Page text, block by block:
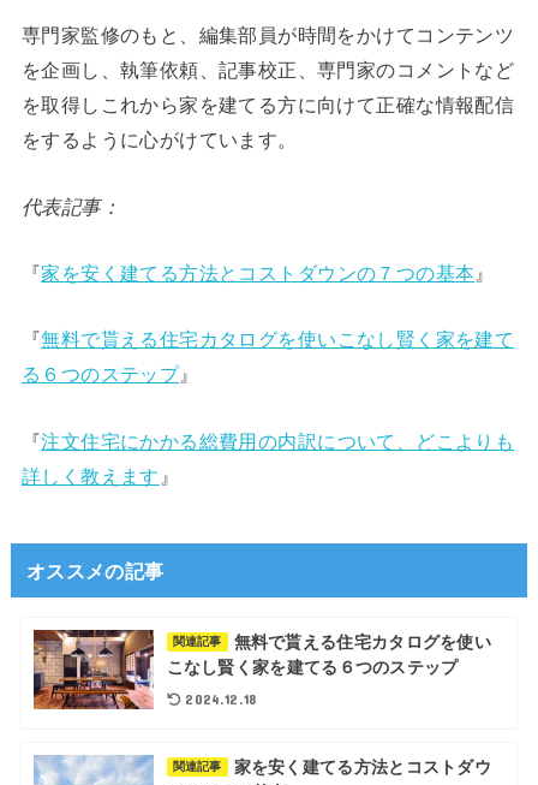
専門家監修のもと、編集部員が時間をかけてコンテンツ
を企画し、執筆依頼、記事校正、専門家のコメントなど
を取得しこれから家を建てる方に向けて正確な情報配信
をするように心がけています。
代表記事：
『家を安く建てる方法とコストダウンの７つの基本 』
『無料で貰える住宅カタログを使いこなし賢く家を建て
る６つのステップ』
『注文住宅にかかる総費用の内訳について、どこよりも
詳しく教えます 』
オススメの記事
関連記事
無料で貰える住宅カタログを使い
こなし賢く家を建てる６つのステップ
2024.12.18
関連記事
家を安く建てる方法とコストダウ